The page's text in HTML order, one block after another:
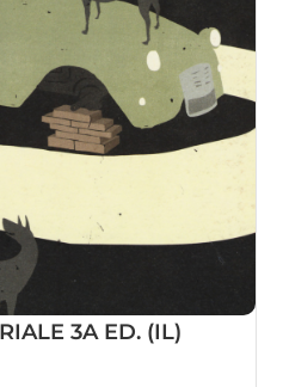
3A ED. (IL)